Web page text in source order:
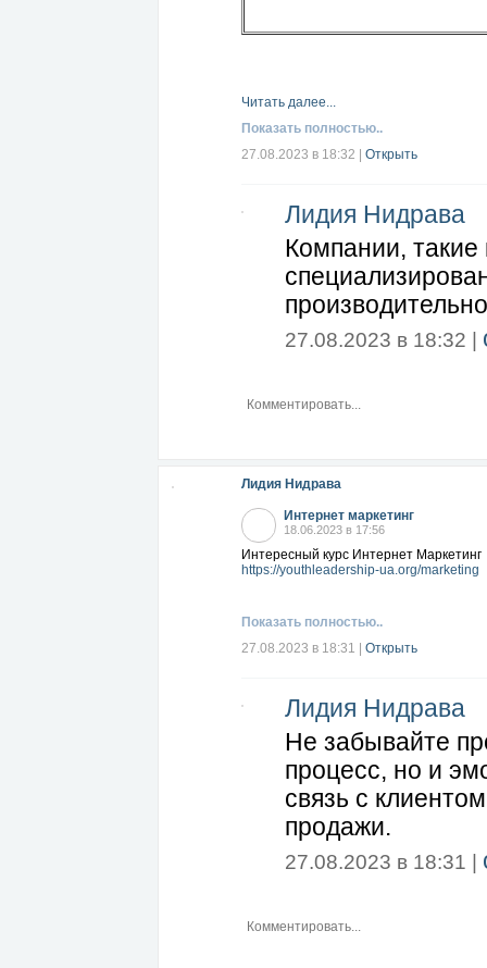
Читать далее...
Показать полностью..
27.08.2023 в 18:32
Открыть
Лидия Нидрава
Компании, такие
27.08.2023 в 18:32 |
Лидия Нидрава
Интернет маркетинг
18.06.2023 в 17:56
Интересный курс Интернет Маркетинг
https://youthleadership-ua.org/marketing
Показать полностью..
27.08.2023 в 18:31
Открыть
Лидия Нидрава
Не забывайте
процесс, но и
связь с
продажи.
27.08.2023 в 18:31 |